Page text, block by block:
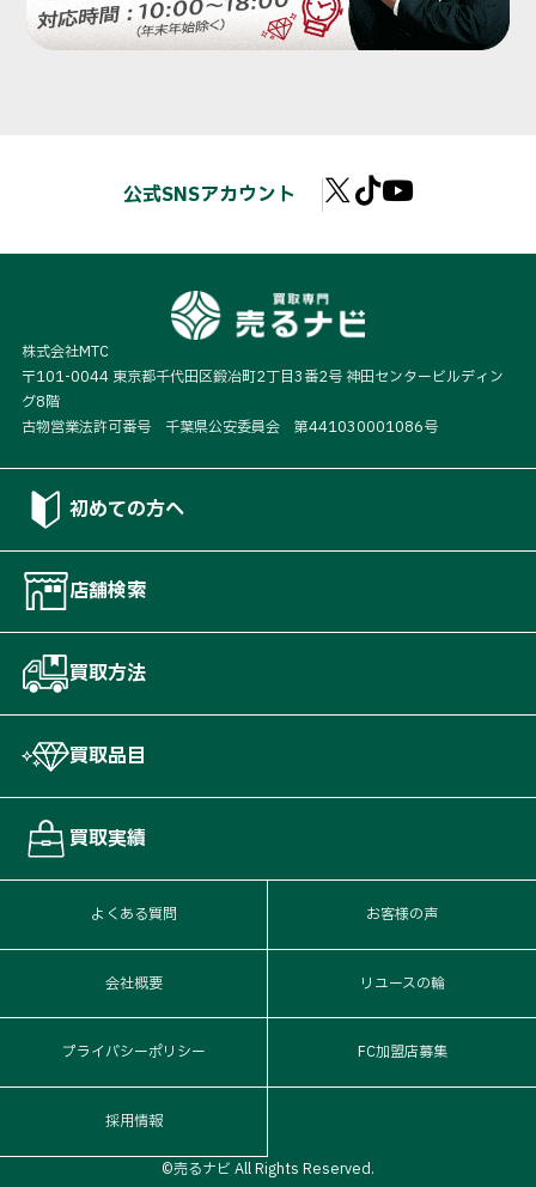
公式SNSアカウント
株式会社MTC
〒101-0044 東京都千代田区鍛冶町2丁目3番2号 神田センタービルディン
グ8階
古物営業法許可番号 千葉県公安委員会 第441030001086号
初めての方へ
店舗検索
買取方法
買取品目
買取実績
よくある質問 お客様の声
会社概要 リユースの輪
プライバシーポリシー FC加盟店募集
採用情報
©売るナビ All Rights Reserved.